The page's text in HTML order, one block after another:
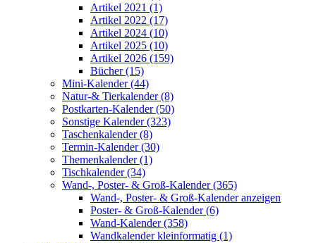
Artikel 2021 (1)
Artikel 2022 (17)
Artikel 2024 (10)
Artikel 2025 (10)
Artikel 2026 (159)
Bücher (15)
Mini-Kalender (44)
Natur-& Tierkalender (8)
Postkarten-Kalender (50)
Sonstige Kalender (323)
Taschenkalender (8)
Termin-Kalender (30)
Themenkalender (1)
Tischkalender (34)
Wand-, Poster- & Groß-Kalender (365)
Wand-, Poster- & Groß-Kalender anzeigen
Poster- & Groß-Kalender (6)
Wand-Kalender (358)
Wandkalender kleinformatig (1)